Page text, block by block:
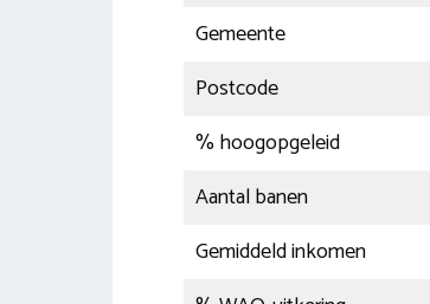
Gemeente
Postcode
% hoogopgeleid
Aantal banen
Gemiddeld inkomen